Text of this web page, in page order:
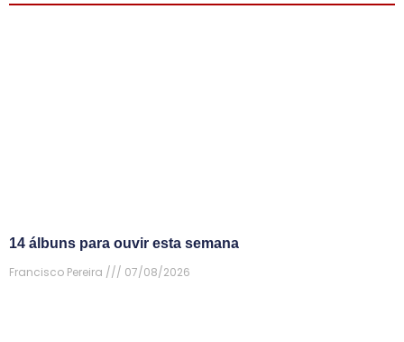
14 álbuns para ouvir esta semana
Francisco Pereira
07/08/2026